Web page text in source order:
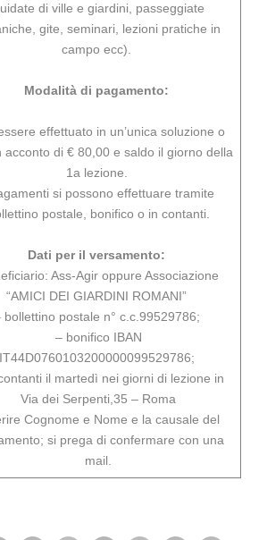
di ville e giardini, passeggiate
gite, seminari, lezioni pratiche in
campo ecc).
Modalità di pagamento:
effettuato in un’unica soluzione o
acconto di € 80,00 e saldo il giorno della
1a lezione.
si possono effettuare tramite
postale, bonifico o in contanti.
Dati per il versamento:
Ass-Agir oppure Associazione
“AMICI DEI GIARDINI ROMANI”
bollettino postale n° c.c.99529786;
– bonifico IBAN
IT44D0760103200000099529786;
il martedì nei giorni di lezione in
Via dei Serpenti,35 – Roma
Cognome e Nome e la causale del
si prega di confermare con una
mail.